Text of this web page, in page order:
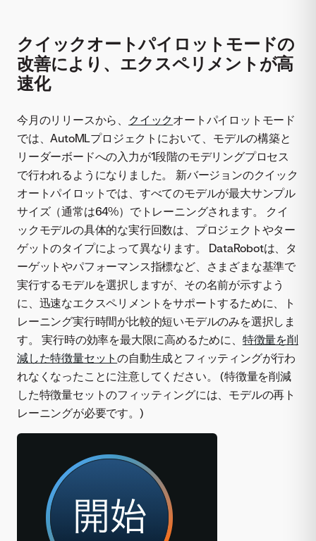
クイックオートパイロットモードの
改善により、エクスペリメントが高
速化
今月のリリースから、 クイックオートパイロットモード
では、AutoMLプロジェクトにおいて、モデルの構築と
リーダーボードへの入力が1段階のモデリングプロセス
で行われるようになりました。 新バージョンのクイック
オートパイロットでは、すべてのモデルが最大サンプル
サイズ（通常は64%）でトレーニングされます。 クイ
ックモデルの具体的な実行回数は、プロジェクトやター
ゲットのタイプによって異なります。 DataRobotは、タ
ーゲットやパフォーマンス指標など、さまざまな基準で
実行するモデルを選択しますが、その名前が示すよう
に、迅速なエクスペリメントをサポートするために、ト
レーニング実行時間が比較的短いモデルのみを選択しま
す。 実行時の効率を最大限に高めるために、 特徴量を削
減した特徴量セットの自動生成とフィッティングが行わ
れなくなったことに注意してください。 (特徴量を削減
した特徴量セットのフィッティングには、モデルの再ト
レーニングが必要です。)